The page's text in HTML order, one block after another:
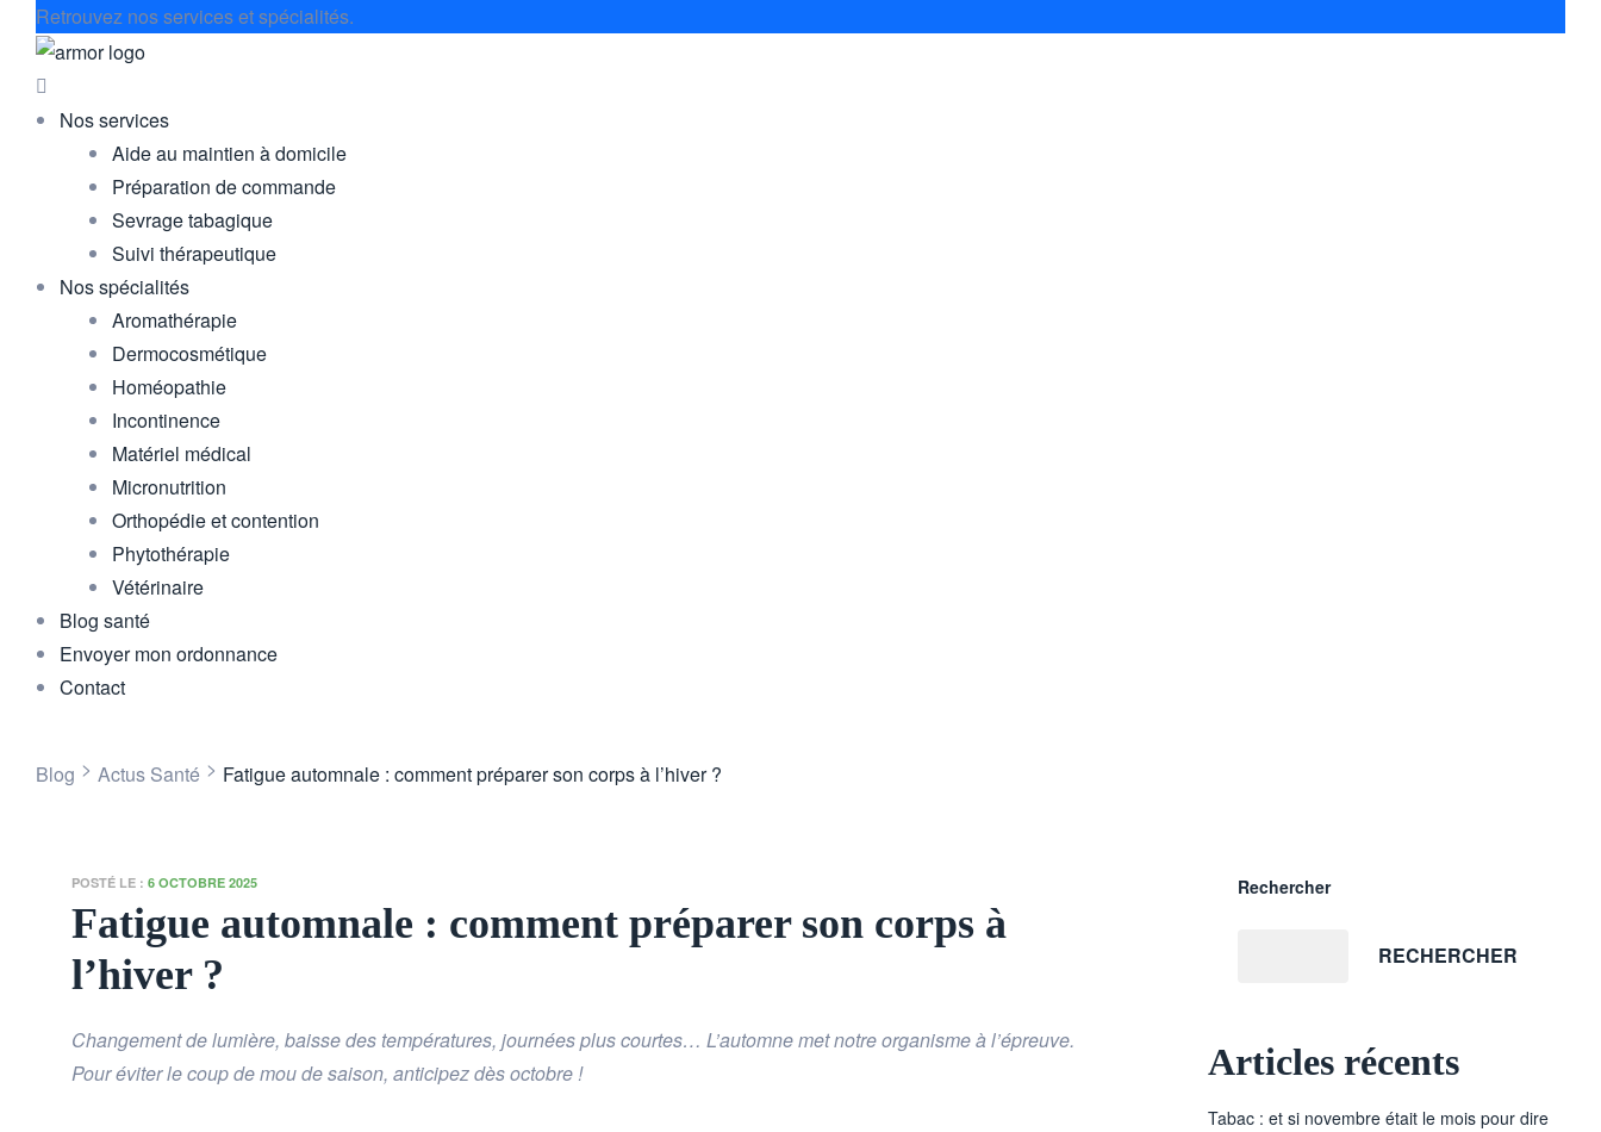
Retrouvez nos services et spécialités.
Nos services
Aide au maintien à domicile
Préparation de commande
Sevrage tabagique
Suivi thérapeutique
Nos spécialités
Aromathérapie
Dermocosmétique
Homéopathie
Incontinence
Matériel médical
Micronutrition
Orthopédie et contention
Phytothérapie
Vétérinaire
Blog santé
Envoyer mon ordonnance
Contact
Blog > Actus Santé > Fatigue automnale : comment préparer son corps à l’hiver ?
POSTÉ LE : 6 OCTOBRE 2025
Fatigue automnale : comment préparer son corps à
l’hiver ?
Changement de lumière, baisse des températures, journées plus courtes… L’automne met notre organisme à l’épreuve.
Pour éviter le coup de mou de saison, anticipez dès octobre !
Rechercher
RECHERCHER
Articles récents
Tabac : et si novembre était le mois pour dire